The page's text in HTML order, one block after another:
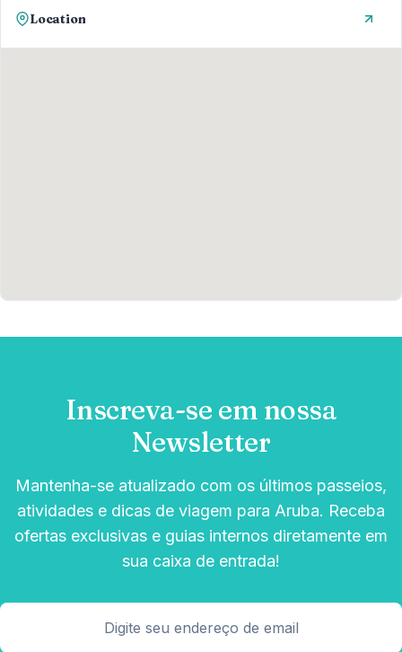
Location
Inscreva-se em nossa
Newsletter
Mantenha-se atualizado com os últimos passeios,
atividades e dicas de viagem para Aruba. Receba
ofertas exclusivas e guias internos diretamente em
sua caixa de entrada!